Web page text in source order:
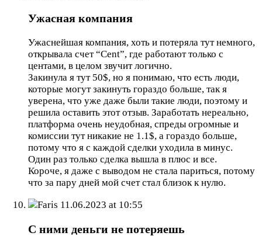
Ужасная компания
Ужаснейшая компания, хоть и потеряла тут немного,
открывала счет “Cent”, где работают только с
центами, в целом звучит логично.
Закинула я тут 50$, но я понимаю, что есть люди,
которые могут закинуть гораздо больше, так я
уверена, что уже даже были такие люди, поэтому и
решила оставить этот отзыв. Заработать нереально,
платформа очень неудобная, спреды огромные и
комиссии тут никакие не 1.1$, а гораздо больше,
потому что я с каждой сделки уходила в минус.
Один раз только сделка вышла в плюс и все.
Короче, я даже с выводом не стала париться, потому
что за пару дней мой счет стал близок к нулю.
Faris 11.06.2023 at 10:55
С ними деньги не потеряешь